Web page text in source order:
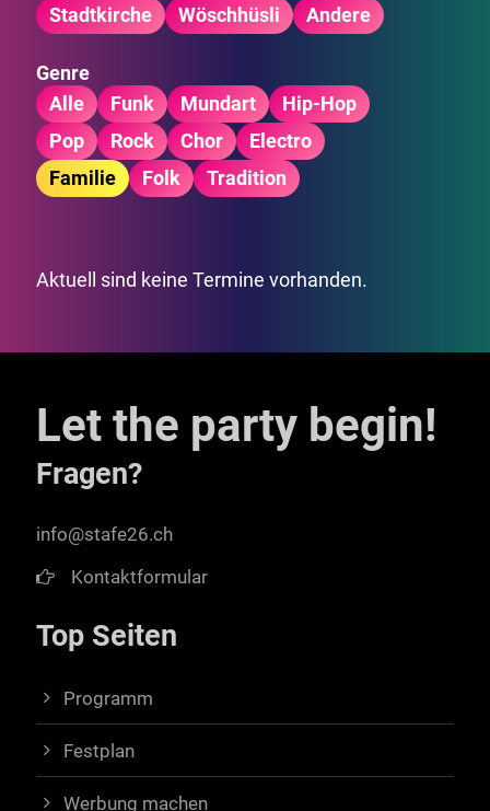
Stadtkirche
Wöschhüsli Andere
Genre
Alle
Funk Mundart
Hip-Hop
Pop
Rock Chor
Electro
Familie
Folk Tradition
Aktuell sind keine Termine vorhanden.
Let the party begin!
Fragen?
info@stafe26.ch
Kontaktformular
Top Seiten
Programm
Festplan
Werbung machen